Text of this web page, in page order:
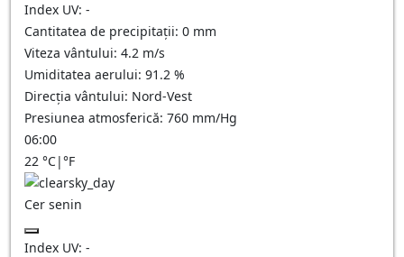
Index UV: -
Cantitatea de precipitații: 0 mm
Viteza vântului: 4.2 m/s
Umiditatea aerului: 91.2 %
Direcția vântului: Nord-Vest
Presiunea atmosferică: 760 mm/Hg
06:00
22 °C|°F
Cer senin
Index UV: -